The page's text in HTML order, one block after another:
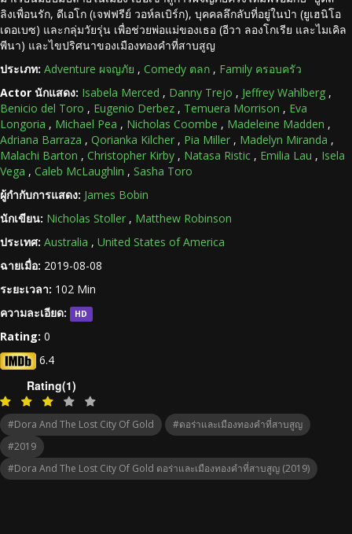
ลิงเพื่อนรัก, ดีเอโก (เจฟฟรีย์ วอห์ลเบิร์ก), บุคคลลึกลับที่อยู่ในป่า (ยูเฮนิโอ
เดอเบซ) และกลุ่มวัยรุ่น เพื่อช่วยพ่อแม่ของเธอ (อีวา ลองโกเรีย และไมเคิล
พีนา) และไขปริศนาของเมืองทองคำที่สาบสูญ
ประเภท: Adventure ผจญภัย , Comedy ตลก , Family ครอบครัว
Actor นักแสดง: Isabela Merced , Danny Trejo , Jeffrey Wahlberg ,
Benicio del Toro , Eugenio Derbez , Temuera Morrison , Eva
Longoria , Michael Pea , Nicholas Coombe , Madeleine Madden ,
Adriana Barraza , Qorianka Kilcher , Pia Miller , Madelyn Miranda ,
Malachi Barton , Christopher Kirby , Natasa Ristic , Emilia Lau , Isela
Vega , Caleb McLaughlin , Sasha Toro
ผู้กำกับการแสดง: James Bobin
นักเขียน: Nicholas Stoller , Matthew Robinson
ประเทศ: Australia , United States of America
ฉายเมื่อ: 2019-08-08
ระยะเวลา: 102 Min
ความละเอียด:
HD
Rating: 0
6.4
Rating(1)
#Dora And The Lost City Of Gold
#ดอร่า​และเมืองทองคำที่สาบสูญ
#2019
#Dora And The Lost City Of Gold ดอร่า​และเมืองทองคำที่สาบสูญ (2019)